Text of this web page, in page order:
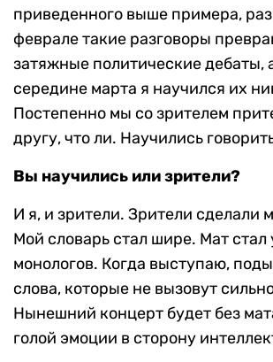
приведенного выше примера,
феврале такие разговоры
затяжные политические дебаты,
середине марта я научился их
Постепенно мы со зрителем
другу, что ли. Научились
Вы научились или зрители?
И я, и зрители. Зрители сделали
Мой словарь стал шире. Мат стал
монологов. Когда выступаю,
слова, которые не вызовут
Нынешний концерт будет без
голой эмоции в сторону